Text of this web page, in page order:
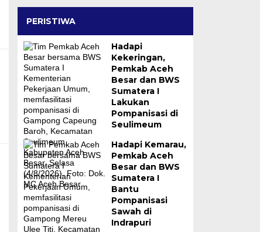
PERISTIWA
Hadapi
Kekeringan,
Pemkab Aceh
Besar dan BWS
Sumatera I
Lakukan
Pompanisasi di
Seulimeum
Hadapi Kemarau,
Pemkab Aceh
Besar dan BWS
Sumatera I
Bantu
Pompanisasi
Sawah di
Indrapuri